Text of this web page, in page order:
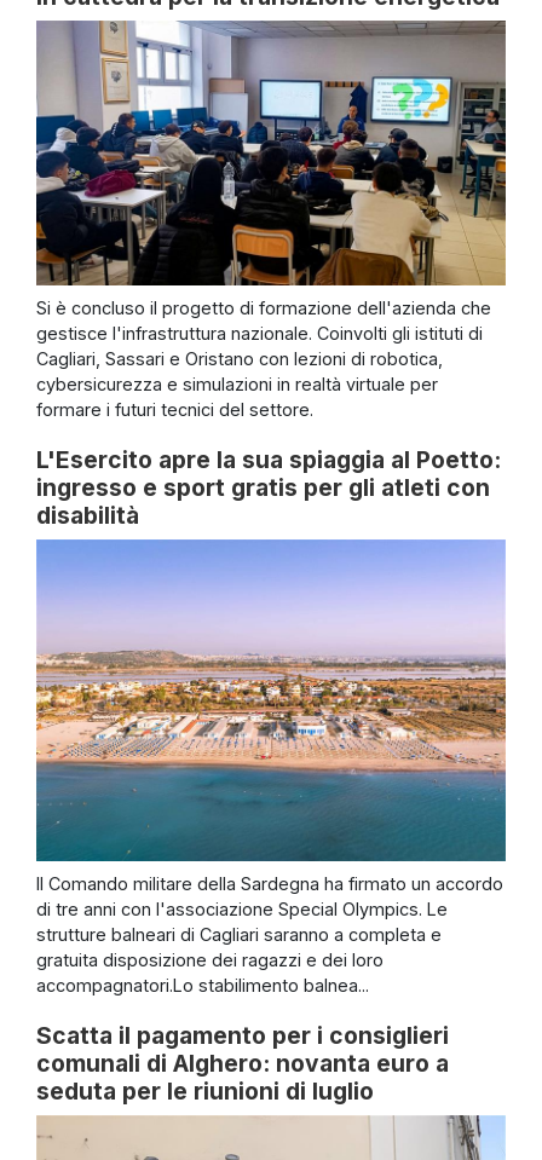
Si è concluso il progetto di formazione dell'azienda che
gestisce l'infrastruttura nazionale. Coinvolti gli istituti di
Cagliari, Sassari e Oristano con lezioni di robotica,
cybersicurezza e simulazioni in realtà virtuale per
formare i futuri tecnici del settore.
L'Esercito apre la sua spiaggia al Poetto:
ingresso e sport gratis per gli atleti con
disabilità
Il Comando militare della Sardegna ha firmato un accordo
di tre anni con l'associazione Special Olympics. Le
strutture balneari di Cagliari saranno a completa e
gratuita disposizione dei ragazzi e dei loro
accompagnatori.Lo stabilimento balnea...
Scatta il pagamento per i consiglieri
comunali di Alghero: novanta euro a
seduta per le riunioni di luglio